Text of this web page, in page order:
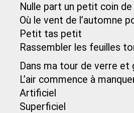
Nulle part un petit coin
Où le vent de l’automne
Petit tas petit
Rassembler les feuilles
Dans ma tour de verre et
L’air commence à
Artificiel
Superficiel